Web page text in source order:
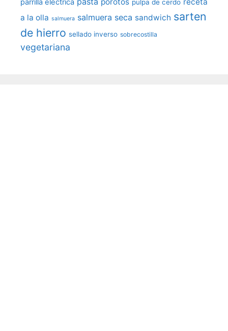
parrilla electrica pulpa de cerdo
a la olla salmuera salmuera seca sandwich sarten
de hierro sellado inverso sobrecostilla
vegetariana